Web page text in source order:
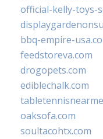
official-kelly-toys-
bbq-empire-
feedstoreva.com
drogopets.com
ediblechalk.com
oaksofa.com
soultacohtx.com